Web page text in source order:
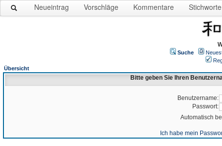
Neueintrag Vorschläge Kommentare Stichworte
Suche
Übersicht
Bitte geben Sie Ihren
Benutzername:
Passwort:
Automatisch
Ich habe mein